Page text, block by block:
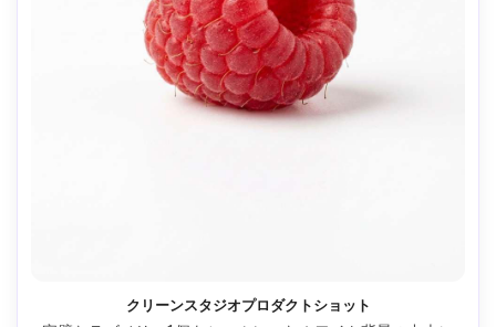
クリーンスタジオプロダクトショット